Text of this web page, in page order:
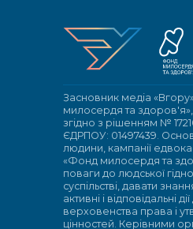
Засновник медіа
милосердя та
згідно з рішенням №
ЄДРПОУ: 01497439.
людини, кампанії
«Фонд милосердя та
поваги до людської
суспільстві, давати
активні і відповідальні
верховенства права і
цінностей. Керівними